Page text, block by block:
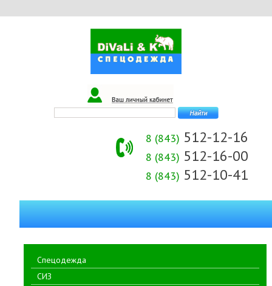
8 (843) 512-12-16
8 (843) 512-16-00
8 (843) 512-10-41
Спецодежда
СИЗ